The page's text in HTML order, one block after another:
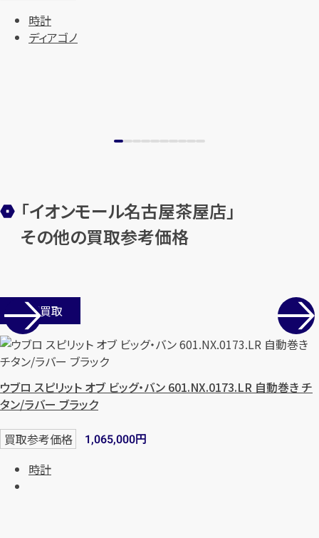
まずはお電話で無料査定
メールで無料相談する
時計
ディアゴノ
「イオンモール名古屋茶屋店」
その他の買取参考価格
店舗買取
ウブロ スピリット オブ ビッグ・バン 601.NX.0173.LR 自動巻き チ
タン/ラバー ブラック
買取参考価格 1,065,000円
時計